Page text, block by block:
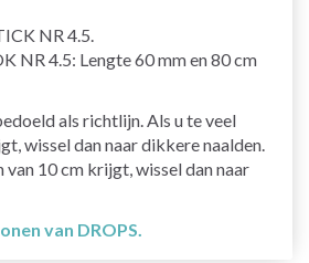
NR 4.5.
NR 4.5: Lengte 60 mm en 80 cm
als richtlijn. Als u te veel
wissel dan naar dikkere naalden.
van 10 cm krijgt, wissel dan naar
van DROPS.